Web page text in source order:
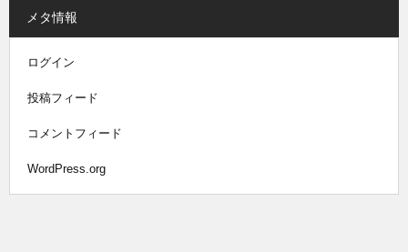
メタ情報
ログイン
投稿フィード
コメントフィード
WordPress.org